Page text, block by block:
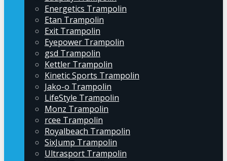
Energetics Trampolin
Etan Trampolin
Exit Trampolin
Eyepower Trampolin
gsd Trampolin
Kettler Trampolin
Kinetic Sports Trampolin
Jako-o Trampolin
LifeStyle Trampolin
Monz Trampolin
rcee Trampolin
Royalbeach Trampolin
SixJump Trampolin
Ultrasport Trampolin